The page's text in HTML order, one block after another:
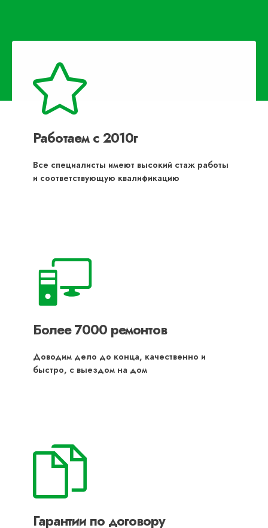
Работаем с 2010г
Все специалисты имеют высокий стаж работы
и соответствующую квалификацию
Более 7000 ремонтов
Доводим дело до конца, качественно и
быстро, с выездом на дом
Гарантии по договору